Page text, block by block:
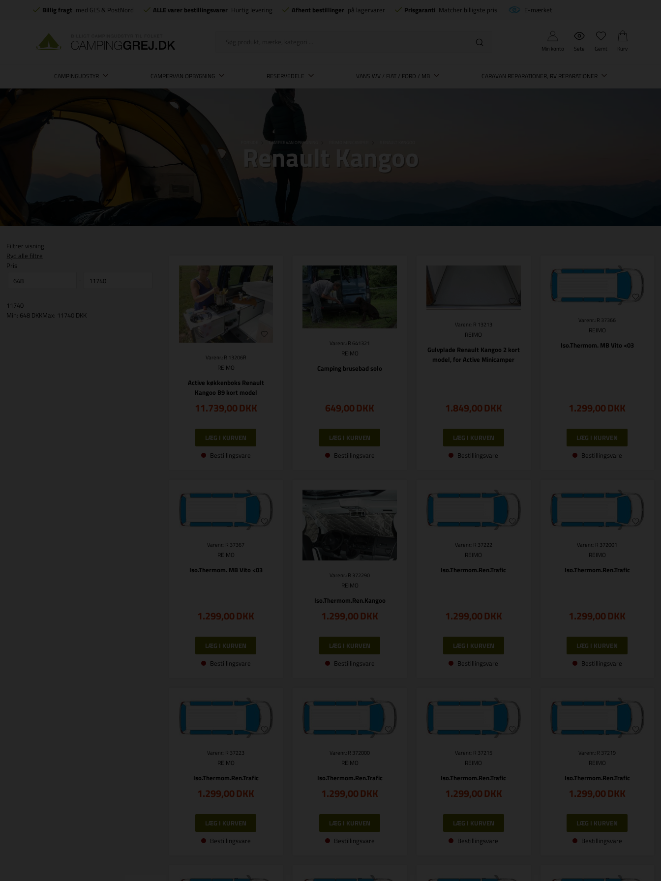
Billig fragt med GLS & PostNord ALLE varer bestillingsvarer Hurtig levering Afhent bestillinger på lagervarer Prisgaranti Matcher billigste pris E-mærket
Min konto Sete Gemt Kurv
CAMPINGUDSTYR CAMPERVAN OPBYGNING RESERVEDELE VANS WV / FIAT / FORD / MB CARAVAN REPARATIONER, RV REPARATIONER
CAMPERVAN OPBYGNING
Renault Kangoo
Filtrer visning
Ryd alle filtre
Pris
-
11740
Min: 648 DKKMax: 11740 DKK
Varenr.: R 13206R
REIMO
Active køkkenboks Renault
Kangoo B9 kort model
11.739,00DKK
Bestillingsvare
Varenr.: R 641321
REIMO
Camping brusebad solo
649,00DKK
Bestillingsvare
Varenr.: R 13213
REIMO
Gulvplade Renault Kangoo 2 kort
model, for Active Minicamper
1.849,00DKK
Bestillingsvare
Varenr.: R 37366
REIMO
Iso.Thermom. MB Vito <03
1.299,00DKK
Bestillingsvare
Varenr.: R 37367
REIMO
Iso.Thermom. MB Vito <03
1.299,00DKK
Bestillingsvare
Varenr.: R 372290
REIMO
Iso.Thermom.Ren.Kangoo
1.299,00DKK
Bestillingsvare
Varenr.: R 37222
REIMO
Iso.Thermom.Ren.Trafic
1.299,00DKK
Bestillingsvare
Varenr.: R 372001
REIMO
Iso.Thermom.Ren.Trafic
1.299,00DKK
Bestillingsvare
Varenr.: R 37223
REIMO
Iso.Thermom.Ren.Trafic
1.299,00DKK
Bestillingsvare
Varenr.: R 372000
REIMO
Iso.Thermom.Ren.Trafic
1.299,00DKK
Bestillingsvare
Varenr.: R 37215
REIMO
Iso.Thermom.Ren.Trafic
1.299,00DKK
Bestillingsvare
Varenr.: R 37219
REIMO
Iso.Thermom.Ren.Trafic
1.299,00DKK
Bestillingsvare